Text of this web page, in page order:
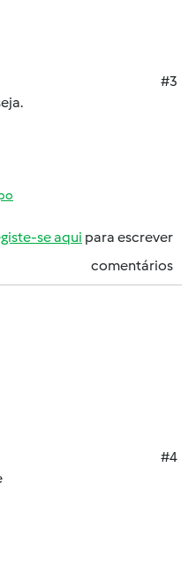
#3
se aqui para escrever
comentários
#4